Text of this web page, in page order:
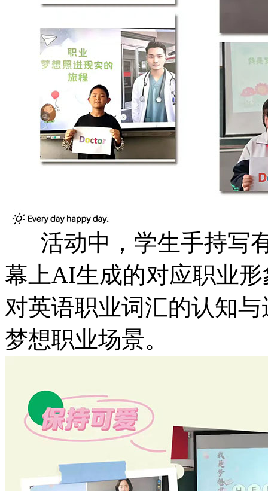
活动中，学生手持写
幕上AI生成的对应职业
对英语职业词汇的认知
梦想职业场景。